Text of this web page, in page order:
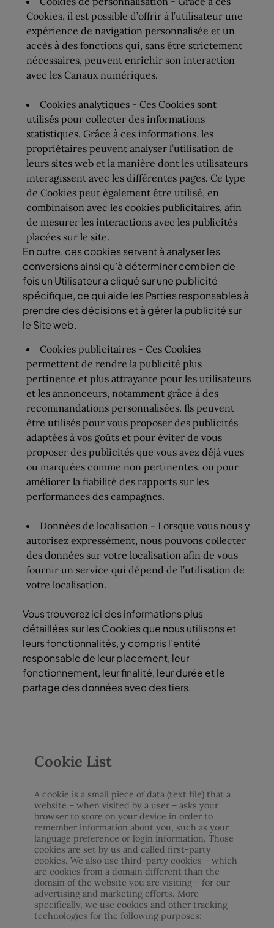
Cookies, il est possible d’offrir à l’utilisateur une
expérience de navigation personnalisée et un
accès à des fonctions qui, sans être strictement
nécessaires, peuvent enrichir son interaction
avec les Canaux numériques.
Cookies analytiques - Ces Cookies sont
utilisés pour collecter des informations
statistiques. Grâce à ces informations, les
propriétaires peuvent analyser l’utilisation de
leurs sites web et la manière dont les utilisateurs
interagissent avec les différentes pages. Ce type
de Cookies peut également être utilisé, en
combinaison avec les cookies publicitaires, afin
de mesurer les interactions avec les publicités
placées sur le site.
En outre, ces cookies servent à analyser les
conversions ainsi qu’à déterminer combien de
fois un Utilisateur a cliqué sur une publicité
spécifique, ce qui aide les Parties responsables à
prendre des décisions et à gérer la publicité sur
le Site web.
Cookies publicitaires - Ces Cookies
permettent de rendre la publicité plus
pertinente et plus attrayante pour les utilisateurs
et les annonceurs, notamment grâce à des
recommandations personnalisées. Ils peuvent
être utilisés pour vous proposer des publicités
adaptées à vos goûts et pour éviter de vous
proposer des publicités que vous avez déjà vues
ou marquées comme non pertinentes, ou pour
améliorer la fiabilité des rapports sur les
performances des campagnes.
Données de localisation - Lorsque vous nous y
autorisez expressément, nous pouvons collecter
des données sur votre localisation afin de vous
fournir un service qui dépend de l’utilisation de
votre localisation.
Vous trouverez ici des informations plus
détaillées sur les Cookies que nous utilisons et
leurs fonctionnalités, y compris l’entité
responsable de leur placement, leur
fonctionnement, leur finalité, leur durée et le
partage des données avec des tiers.
Cookie List
A cookie is a small piece of data (text file) that a
website – when visited by a user – asks your
browser to store on your device in order to
remember information about you, such as your
language preference or login information. Those
cookies are set by us and called first-party
cookies. We also use third-party cookies – which
are cookies from a domain different than the
domain of the website you are visiting – for our
advertising and marketing efforts. More
specifically, we use cookies and other tracking
technologies for the following purposes: